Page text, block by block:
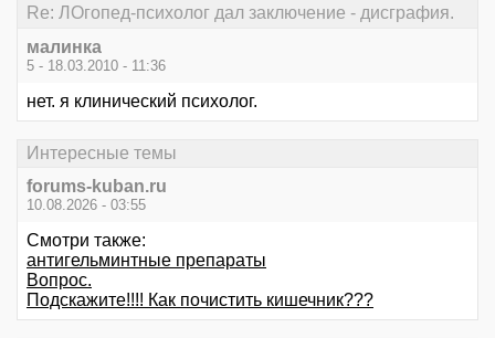
Re: ЛОгопед-психолог дал заключение - дисграфия.
малинка
5 - 18.03.2010 - 11:36
нет. я клинический психолог.
Интересные темы
forums-kuban.ru
10.08.2026 - 03:55
Смотри также:
антигельминтные препараты
Вопрос.
Подскажите!!!! Как почистить кишечник???